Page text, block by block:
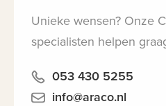
Unieke wensen? Onze
specialisten helpen
053 430 5255
info@araco.nl